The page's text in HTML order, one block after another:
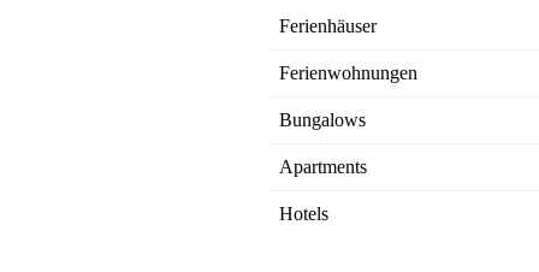
Ferienhäuser
Ferienwohnungen
Bungalows
Apartments
Hotels